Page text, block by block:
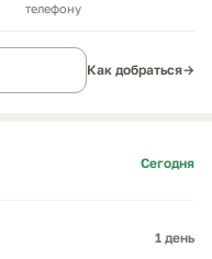
телефону
Как добраться→
Сегодня
1 день